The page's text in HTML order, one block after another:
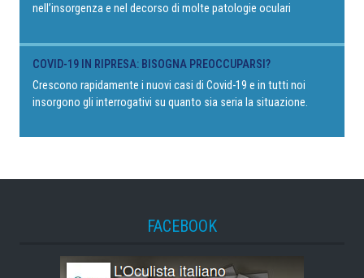
nell’insorgenza e nel decorso di molte patologie oculari
COVID-19 IN RIPRESA: BISOGNA PREOCCUPARSI?
Crescono rapidamente i nuovi casi di Covid-19 e in tutti noi
insorgono gli interrogativi su quanto sia seria la situazione.
FACEBOOK